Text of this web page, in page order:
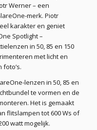
Werner – een
merk. Piotr
karakter en geniet
Spotlight –
in 50, 85 en 150
met licht en
lenzen in 50, 85 en
te vormen en de
Het is gemaakt
flitslampen tot 600 Ws of
watt mogelijk.